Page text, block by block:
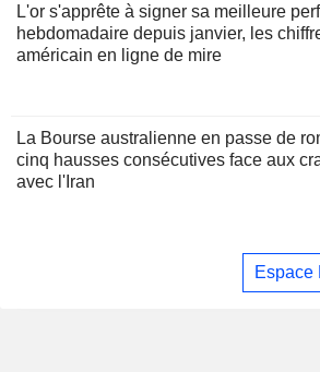
L'or s'apprête à signer sa meilleure
hebdomadaire depuis janvier, les
américain en ligne de mire
La Bourse australienne en passe de
cinq hausses consécutives face aux
avec l'Iran
Espace